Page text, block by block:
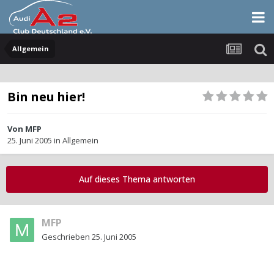
Allgemein
Bin neu hier!
Von MFP
25. Juni 2005 in Allgemein
Auf dieses Thema antworten
MFP
Geschrieben 25. Juni 2005